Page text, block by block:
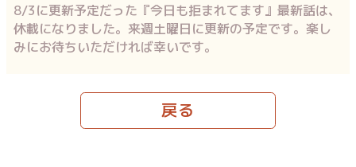
8/3に更新予定だった『今日も拒まれてます』最新話は、
休載になりました。来週土曜日に更新の予定です。楽し
みにお待ちいただければ幸いです。
戻る